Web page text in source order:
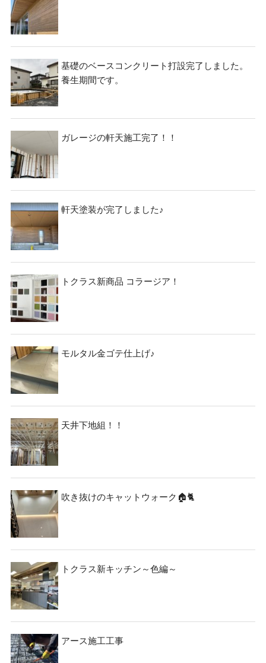
基礎のベースコンクリート打設完了しました。
養生期間です。
ガレージの軒天施工完了！！
軒天塗装が完了しました♪
トクラス新商品 コラージア！
モルタル金ゴテ仕上げ♪
天井下地組！！
吹き抜けのキャットウォーク🏠🐈
トクラス新キッチン～色編～
アース施工工事